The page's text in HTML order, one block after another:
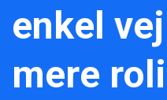
enkel
mere